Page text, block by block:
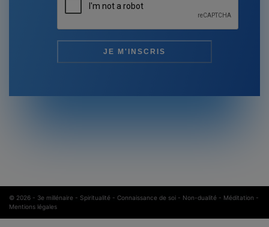
© 2026 - 3e millénaire - Spiritualité - Connaissance de soi - Non-dualité - Méditation -
Mentions légales